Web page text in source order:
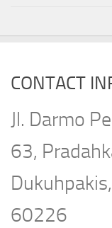
CONTACT
Jl. Darmo
63,
60226